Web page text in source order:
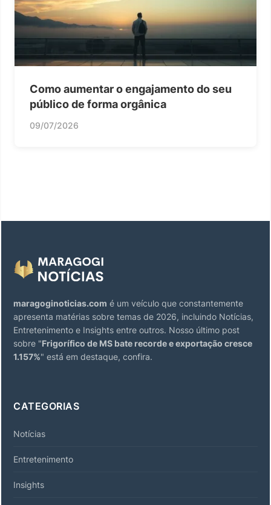
Como aumentar o engajamento do seu
público de forma orgânica
09/07/2026
maragoginoticias.com é um veículo que constantemente
apresenta matérias sobre temas de 2026, incluindo Notícias,
Entretenimento e Insights entre outros. Nosso último post
sobre "Frigorífico de MS bate recorde e exportação cresce
1.157%" está em destaque, confira.
CATEGORIAS
Notícias
Entretenimento
Insights